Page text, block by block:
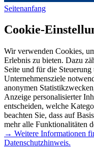
Seitenanfang
Cookie-
Wir verwenden Cookies,
Erlebnis zu bieten. Dazu
Seite und für die
Unternehmensziele
anonymen
Anzeige personalisierter
entscheiden, welche
beachten Sie, dass auf
mehr alle Funktionalitäten
→ Weitere Informationen
Datenschutzhinweis.